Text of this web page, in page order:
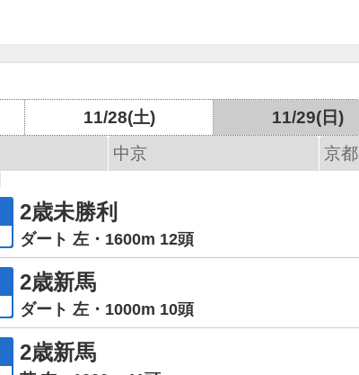
11/28(土) 11/29(日)
中京
京都
2歳未勝利
ダート 左・1600m 12頭
2歳新馬
ダート 左・1000m 10頭
2歳新馬